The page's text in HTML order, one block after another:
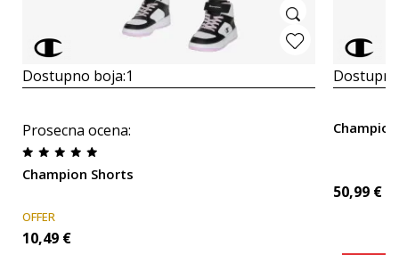
Dostupno boja:1
Prosecna ocena:
Champion Shorts
OFFER
10,49 €
50,99 €